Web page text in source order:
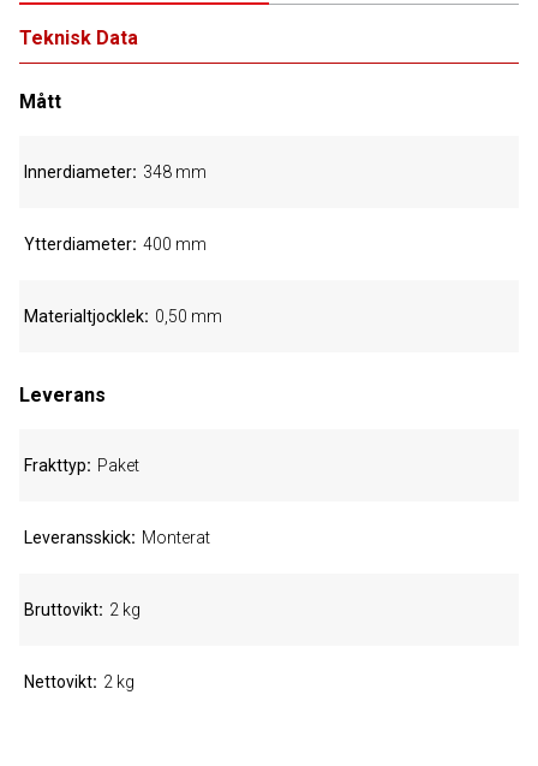
Teknisk Data
Mått
Innerdiameter 348 mm
Ytterdiameter 400 mm
Materialtjocklek 0,50 mm
Leverans
Frakttyp Paket
Leveransskick Monterat
Bruttovikt 2 kg
Nettovikt 2 kg